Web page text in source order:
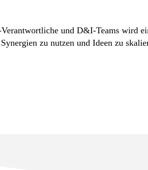
und D&I-Teams wird
zu nutzen und Ideen zu